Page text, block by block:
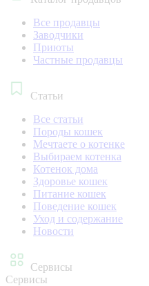
Все продавцы
Заводчики
Приюты
Частные продавцы
Статьи
Все статьи
Породы кошек
Мечтаете о котенке
Выбираем котенка
Котенок дома
Здоровье кошек
Питание кошек
Поведение кошек
Уход и содержание
Новости
Сервисы
Сервисы